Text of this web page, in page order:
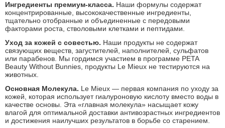
Ингредиенты премиум-класса. Наши формулы содержат
концентрированные, высококачественные ингредиенты,
тщательно отобранные и объединенные с передовыми
факторами роста, стволовыми клетками и пептидами.
Уход за кожей с совестью. Наши продукты не содержат
связующих веществ, загустителей, наполнителей, сульфатов
или парабенов. Мы гордимся участием в программе PETA
Beauty Without Bunnies, продукты Le Mieux не тестируются на
животных.
Основная Молекула. Le Mieux — первая компания по уходу за
кожей, которая использует гиалуроновую кислоту вместо воды в
качестве основы. Эта «главная молекула» насыщает кожу
влагой для оптимальной доставки антивозрастных ингредиентов
и достижения наилучших результатов в борьбе со старением.